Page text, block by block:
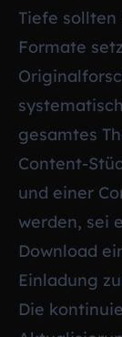
Tiefe
Formate
gesamtes
Content-
und einer
werden, sei
Download
Einladung
Die